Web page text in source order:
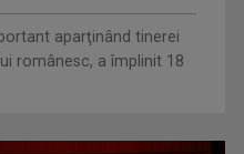
aparţinând tinerei
românesc, a împlinit 18